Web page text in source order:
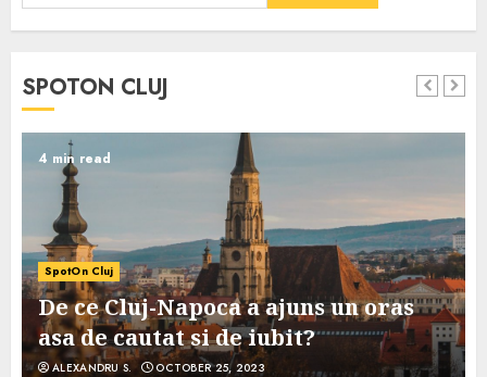
SPOTON CLUJ
4 min read
SpotOn Cluj
De ce Cluj-Napoca a ajuns un oras
asa de cautat si de iubit?
ALEXANDRU S. OCTOBER 25, 2023